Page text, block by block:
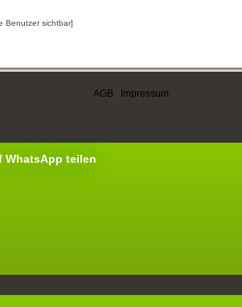
Benutzer sichtbar]
AGB Impressum
WhatsApp teilen